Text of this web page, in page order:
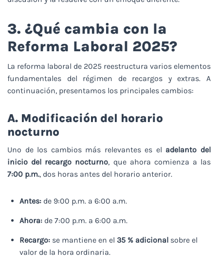
3. ¿Qué cambia con la
Reforma Laboral 2025?
La reforma laboral de 2025 reestructura varios elementos
fundamentales del régimen de recargos y extras. A
continuación, presentamos los principales cambios:
A. Modificación del horario
nocturno
Uno de los cambios más relevantes es el adelanto del
inicio del recargo nocturno, que ahora comienza a las
7:00 p.m., dos horas antes del horario anterior.
Antes: de 9:00 p.m. a 6:00 a.m.
Ahora: de 7:00 p.m. a 6:00 a.m.
Recargo: se mantiene en el 35 % adicional sobre el
valor de la hora ordinaria.